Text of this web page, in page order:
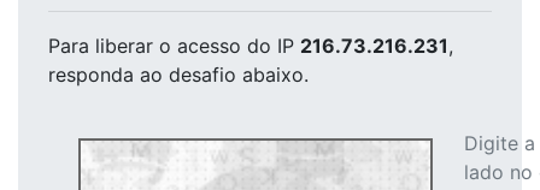
Para liberar o acesso do IP 216.73.216.231,
responda ao desafio abaixo.
Digite
lado no